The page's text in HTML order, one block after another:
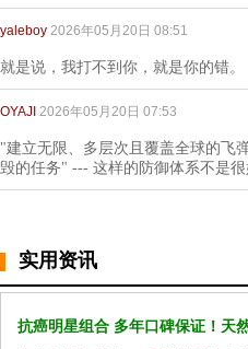
yaleboy 2026年05月20日 08:51
就是说，我打不到你，就是你的错。
OYAJI 2026年05月20日 07:53
"建立无限、多层次且覆盖全球的飞
毁的任务" --- 这样的防御体系不是
实用资讯
抗癌明星组合 多年口碑保证！天